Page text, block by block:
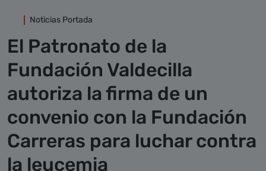
Noticias Portada
El Patronato de la
Fundación Valdecilla
autoriza la firma de un
convenio con la Fundación
Carreras para luchar contra
la leucemia